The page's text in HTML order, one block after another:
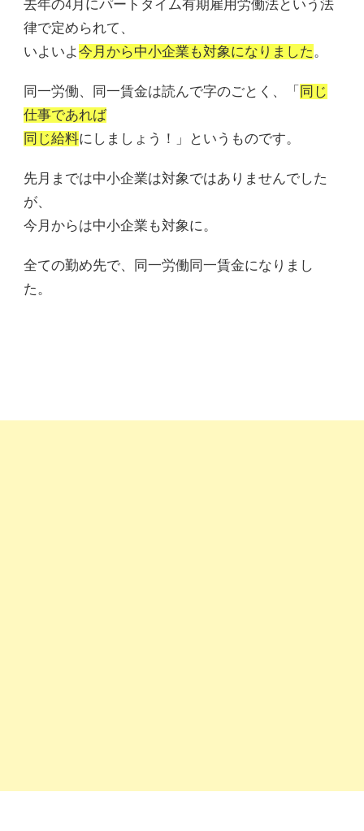
去年の4月にパートタイム有期雇用労働法という法
律で定められて、
いよいよ 今月から中小企業も対象になりました。
同一労働、同一賃金は読んで字のごとく、「 同じ
仕事であれば
同じ給料にしましょう！」というものです。
先月までは中小企業は対象ではありませんでした
が、
今月からは中小企業も対象に。
全ての勤め先で、同一労働同一賃金になりまし
た。